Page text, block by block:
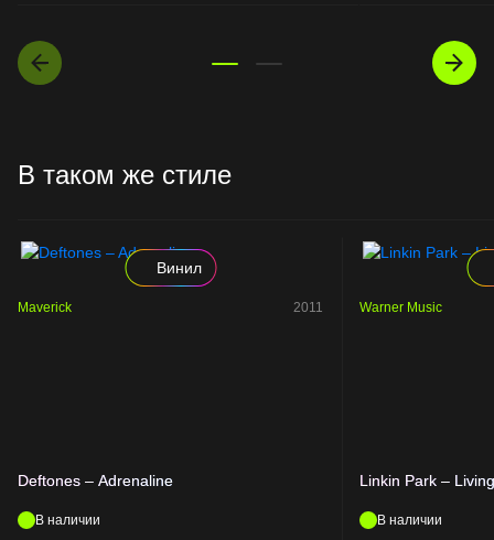
В таком же стиле
Винил
Maverick 2011
Deftones – Adrenaline
В наличии
Warner Music
Linkin Park –
В наличии